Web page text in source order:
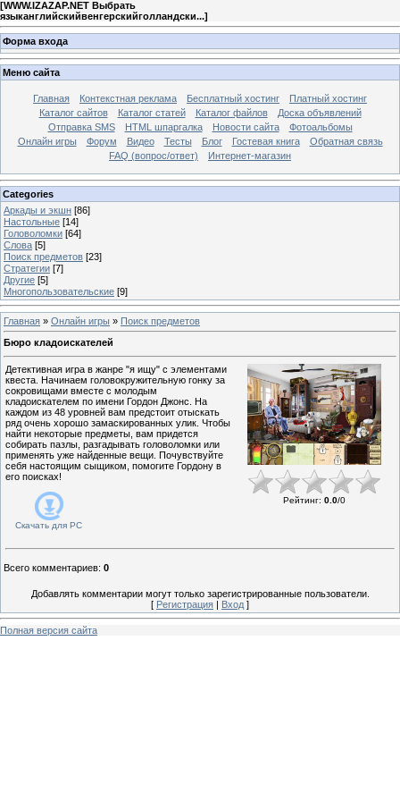
[WWW.IZAZAP.NET Выбрать
языканглийскийвенгерскийголландски...]
Форма входа
Меню сайта
Главная Контекстная реклама Бесплатный хостинг
Платный хостинг
Каталог сайтов
Каталог статей Каталог файлов
Доска объявлений
Отправка SMS
HTML шпаргалка Новости сайта
Фотоальбомы
Онлайн игры
Форум Видео Тесты Блог Гостевая книга
Обратная связь
FAQ (вопрос/ответ)
Интернет-магазин
Categories
Аркады и экшн [86]
Настольные [14]
Головоломки [64]
Слова [5]
Поиск предметов [23]
Стратегии [7]
Другие [5]
Многопользовательские [9]
Главная » Онлайн игры » Поиск предметов
Бюро кладоискателей
Детективная игра в жанре "я ищу" с элементами
квеста. Начинаем головокружительную гонку за
сокровищами вместе с молодым
кладоискателем по имени Гордон Джонс. На
каждом из 48 уровней вам предстоит отыскать
ряд очень хорошо замаскированных улик. Чтобы
найти некоторые предметы, вам придется
собирать пазлы, разгадывать головоломки или
применять уже найденные вещи. Почувствуйте
себя настоящим сыщиком, помогите Гордону в
его поисках!
Скачать для PC
Рейтинг: 0.0/0
Всего комментариев: 0
Добавлять комментарии могут только зарегистрированные пользователи.
[ Регистрация | Вход ]
Полная версия сайта